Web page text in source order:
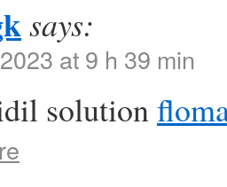
says:
at 9 h 39 min
solution